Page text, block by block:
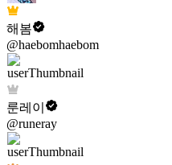
해봄
@haebomhaebom
룬레이
@runeray